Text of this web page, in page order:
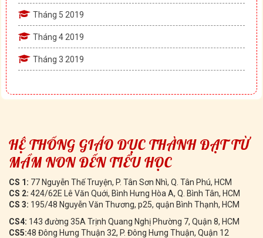
Tháng 5 2019
Tháng 4 2019
Tháng 3 2019
HỆ THỐNG GIÁO DỤC THÀNH ĐẠT TỪ
MẦM NON ĐẾN TIỂU HỌC
CS 1: 77 Nguyễn Thế Truyện, P. Tân Sơn Nhì, Q. Tân Phú, HCM
CS 2: 424/62E Lê Văn Quới, Bình Hưng Hòa A, Q. Bình Tân, HCM
CS 3: 195/48 Nguyễn Văn Thương, p25, quận Bình Thạnh, HCM
CS4: 143 đường 35A Trịnh Quang Nghị Phường 7, Quận 8, HCM
CS5:48 Đông Hưng Thuận 32, P. Đông Hưng Thuận, Quận 12